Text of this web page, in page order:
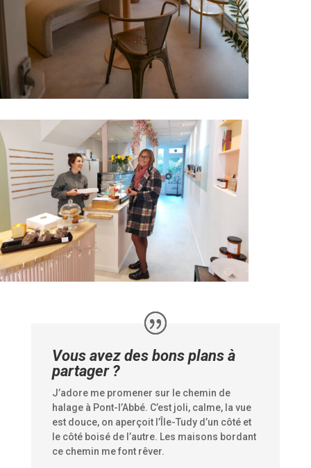
Vous avez des bons plans à
partager ?
J’adore me promener sur le chemin de
halage à Pont-l’Abbé. C’est joli, calme, la vue
est douce, on aperçoit l’Île-Tudy d’un côté et
le côté boisé de l’autre. Les maisons bordant
ce chemin me font rêver.